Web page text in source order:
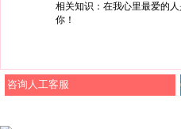
相关知识：在我心里最爱的
你！
咨询人工客服